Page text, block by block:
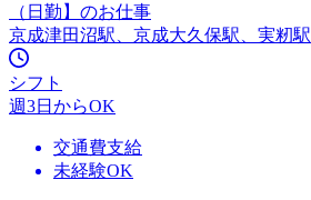
（日勤】のお仕事
京成津田沼駅、京成大久保駅、実籾駅
シフト
週3日からOK
交通費支給
未経験OK